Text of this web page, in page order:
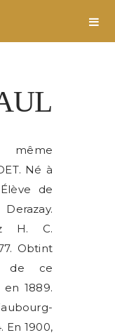
même
Né à
de
H. C.
Obtint
de ce
1889.
En 1900,